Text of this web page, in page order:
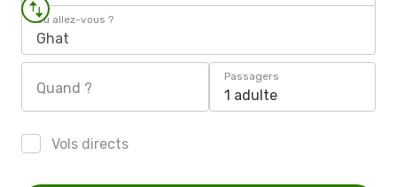
Où allez-vous ?
Ghat
Quand ?
Passagers
1 adulte
Vols directs